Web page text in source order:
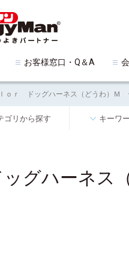
お客様窓口・Q＆A
ｏｒ ドッグハーネス（どうわ）Ｍ
ゴリから探す キーワ
グハーネス